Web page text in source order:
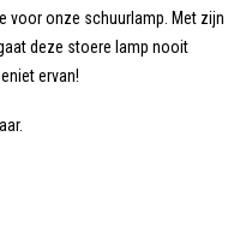
voor onze schuurlamp. Met zijn
deze stoere lamp nooit
ervan!